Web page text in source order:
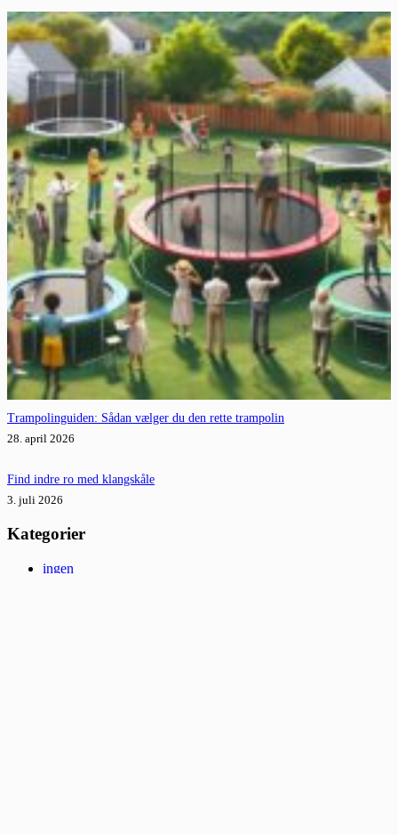
Trampolinguiden: Sådan vælger du den rette trampolin
28. april 2026
Find indre ro med klangskåle
3. juli 2026
Kategorier
ingen